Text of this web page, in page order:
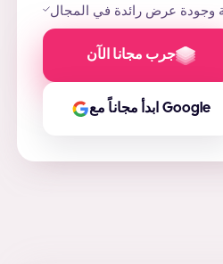
جرب مجانا الآن
ابدأ مجاناً مع Google